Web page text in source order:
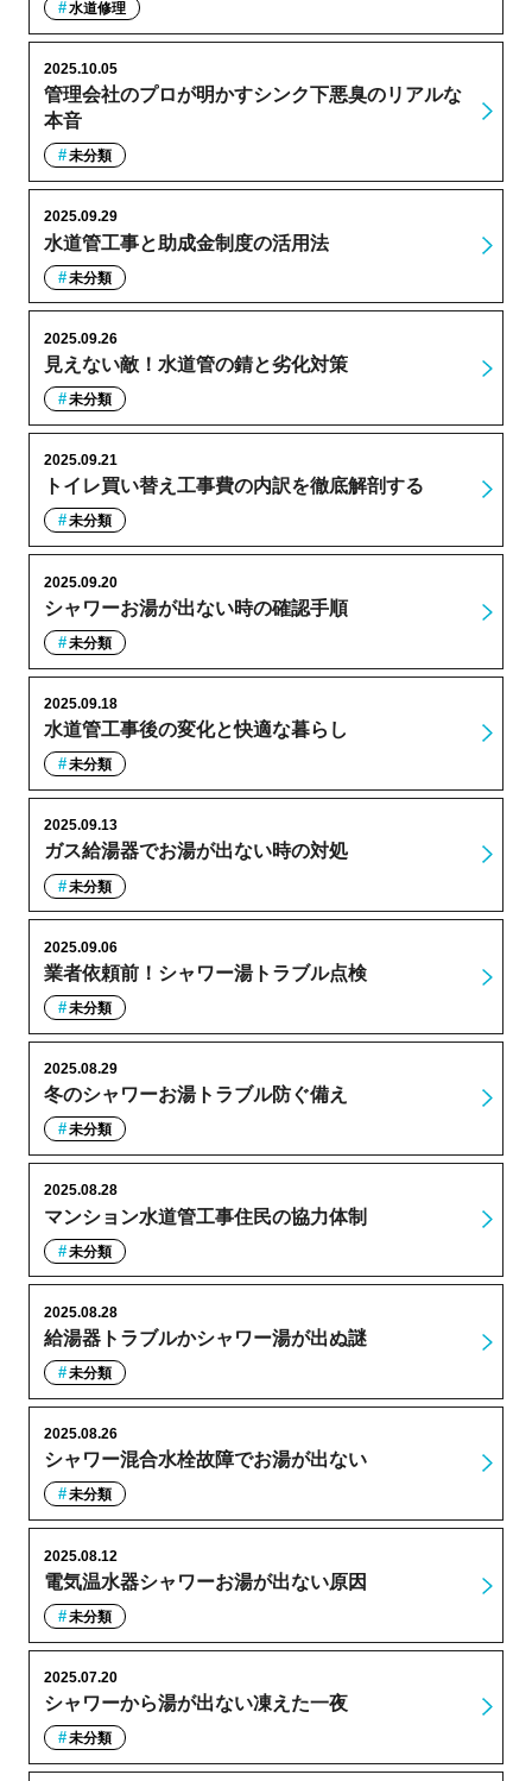
水道修理
管理会社のプロが明かすシンク下悪臭のリアルな
本音
2025.10.05
未分類
水道管工事と助成金制度の活用法
2025.09.29
未分類
見えない敵！水道管の錆と劣化対策
2025.09.26
未分類
トイレ買い替え工事費の内訳を徹底解剖する
2025.09.21
未分類
シャワーお湯が出ない時の確認手順
2025.09.20
未分類
水道管工事後の変化と快適な暮らし
2025.09.18
未分類
ガス給湯器でお湯が出ない時の対処
2025.09.13
未分類
業者依頼前！シャワー湯トラブル点検
2025.09.06
未分類
冬のシャワーお湯トラブル防ぐ備え
2025.08.29
未分類
マンション水道管工事住民の協力体制
2025.08.28
未分類
給湯器トラブルかシャワー湯が出ぬ謎
2025.08.28
未分類
シャワー混合水栓故障でお湯が出ない
2025.08.26
未分類
電気温水器シャワーお湯が出ない原因
2025.08.12
未分類
シャワーから湯が出ない凍えた一夜
2025.07.20
未分類